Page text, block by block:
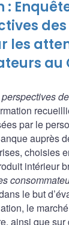
:
les
au
par le
auprès
choisies
intérieur
le but
le
ainsi que